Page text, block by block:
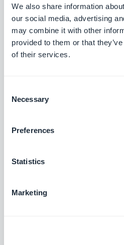
We also share information
our social media, advertising
may combine it with other
provided to them or that
of their services.
Selection
Necessary
Preferences
Statistics
Marketing
Entdecken Sie SinnSyn im
herunter.